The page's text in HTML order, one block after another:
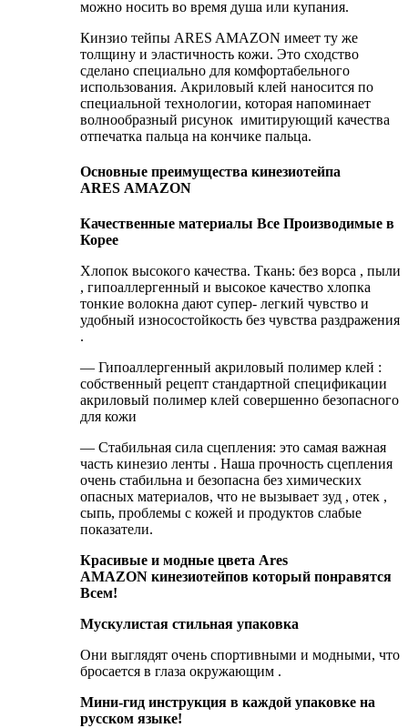
можно носить во время душа или купания.
Кинзио тейпы ARES AMAZON имеет ту же
толщину и эластичность кожи. Это сходство
сделано специально для комфортабельного
использования. Акриловый клей наносится по
специальной технологии, которая напоминает
волнообразный рисунок имитирующий качества
отпечатка пальца на кончике пальца.
Основные преимущества кинезиотейпа
ARES AMAZON
Качественные материалы Все Производимые в
Корее
Хлопок высокого качества. Ткань: без ворса , пыли
, гипоаллергенный и высокое качество хлопка
тонкие волокна дают супер- легкий чувство и
удобный износостойкость без чувства раздражения
.
— Гипоаллергенный акриловый полимер клей :
собственный рецепт стандартной спецификации
акриловый полимер клей совершенно безопасного
для кожи
— Стабильная сила сцепления: это самая важная
часть кинезио ленты . Наша прочность сцепления
очень стабильна и безопасна без химических
опасных материалов, что не вызывает зуд , отек ,
сыпь, проблемы с кожей и продуктов слабые
показатели.
Красивые и модные цвета Ares
AMAZON кинезиотейпов который понравятся
Всем!
Мускулистая стильная упаковка
Они выглядят очень спортивными и модными, что
бросается в глаза окружающим .
Мини-гид инструкция в каждой упаковке на
русском языке!